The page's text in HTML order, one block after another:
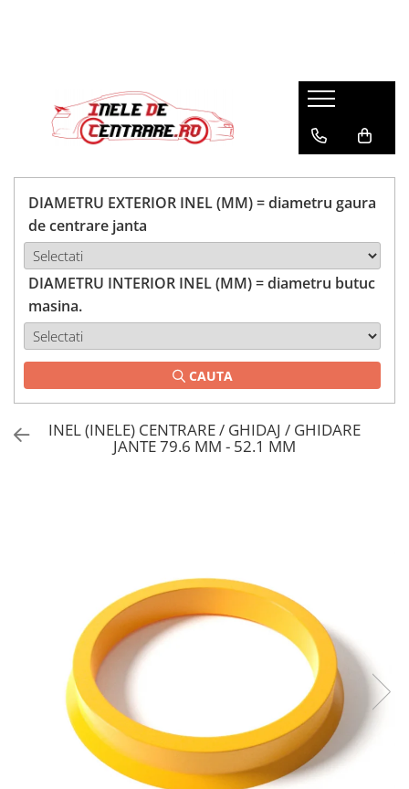
DIAMETRU EXTERIOR INEL (MM) = diametru gaura
de centrare janta
DIAMETRU INTERIOR INEL (MM) = diametru butuc
masina.
CAUTA
INEL (INELE) CENTRARE / GHIDAJ / GHIDARE
JANTE 79.6 MM - 52.1 MM